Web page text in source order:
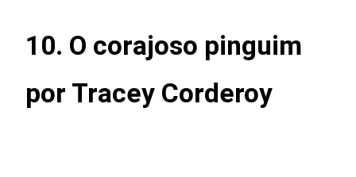
10. O corajoso pinguim
por Tracey Corderoy